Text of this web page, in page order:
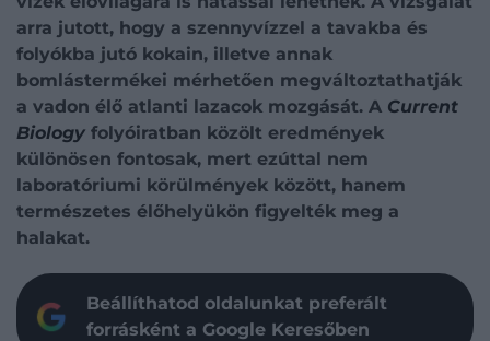
arra jutott, hogy a szennyvízzel a tavakba és
folyókba jutó kokain, illetve annak
bomlástermékei mérhetően megváltoztathatják
a vadon élő atlanti lazacok mozgását. A Current
Biology folyóiratban közölt eredmények
különösen fontosak, mert ezúttal nem
laboratóriumi körülmények között, hanem
természetes élőhelyükön figyelték meg a
halakat.
Beállíthatod oldalunkat preferált
forrásként a Google Keresőben